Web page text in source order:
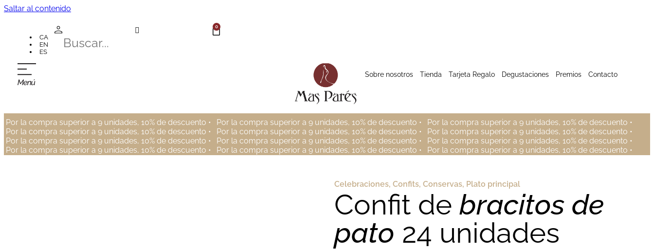
Saltar al contenido
CA
EN
ES
0
Sobre nosotros Tienda Tarjeta Regalo Degustaciones Premios Contacto
Por la compra superior a 9 unidades, 10% de descuento • Por la compra superior a 9 unidades, 10% de descuento •
Por la compra superior a 9 unidades, 10% de descuento •
Por la compra superior a 9 unidades, 10% de descuento •
Por la compra superior a 9 unidades, 10% de descuento •
Por la compra superior a 9 unidades, 10% de descuento •
Por la compra superior a 9 unidades, 10% de descuento •
Por la compra superior a 9 unidades, 10% de descuento •
Por la compra superior a 9 unidades, 10% de descuento •
Por la compra superior a 9 unidades, 10% de descuento •
Por la compra superior a 9 unidades, 10% de descuento • Por la compra superior a 9 unidades, 10% de descuento •
Celebraciones, Confits, Conservas, Plato principal
Confit de bracitos de
pato 24 unidades